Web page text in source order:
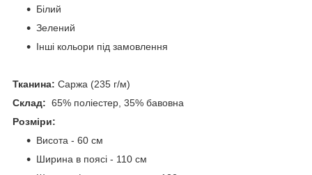
Білий
Зелений
Інші кольори під замовлення
Тканина: Саржа (235 г/м)
Склад: 65% поліестер, 35% бавовна
Розміри:
Висота - 60 см
Ширина в поясі - 110 см